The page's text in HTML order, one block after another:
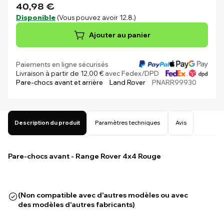
40,98 €
Disponible (Vous pouvez avoir 12.8.)
Ajouter au panier
Paiements en ligne sécurisés
Livraison à partir de 12,00 €avec Fedex/DPD
Pare-chocs avant et arrière
Land Rover PNARR99930
Description du produit Paramètres techniques Avis
Pare-chocs avant - Range Rover 4x4 Rouge
(Non compatible avec d'autres modèles ou avec
des modèles d'autres fabricants)